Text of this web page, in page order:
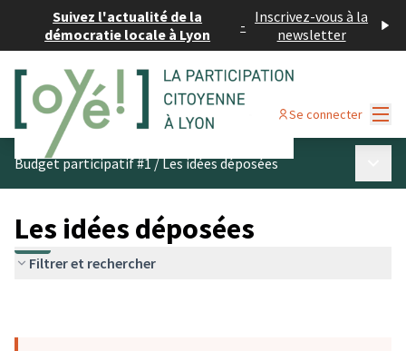
Suivez l'actualité de la
démocratie locale à Lyon
- Inscrivez-vous à la
newsletter
Se connecter
Budget participatif #1/Les idées déposées
Les idées déposées
Filtrer et rechercher